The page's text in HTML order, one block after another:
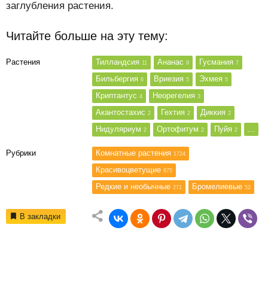
заглубления растения.
Читайте больше на эту тему:
Растения Тилландсия 11 Ананас 9 Гусмания 7
Бильбергия 6 Вриезия 5 Эхмея 5
Криптантус 4 Неорегелия 3
Акантостахис 2 Гехтия 2 Диккия 2
Нидуляриум 2 Ортофитум 2 Пуйя 2
Рубрики Комнатные растения 1724
Красивоцветущие 675
Редкие и необычные 271 Бромелиевые 52
В закладки